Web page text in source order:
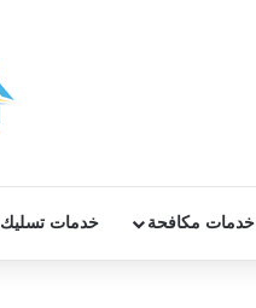
خدمات مكافحة خدمات تسليك